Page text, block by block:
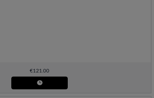
€121.00